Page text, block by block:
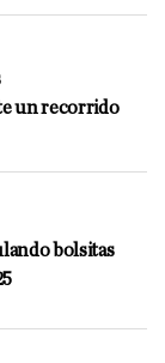
un recorrido
bolsitas